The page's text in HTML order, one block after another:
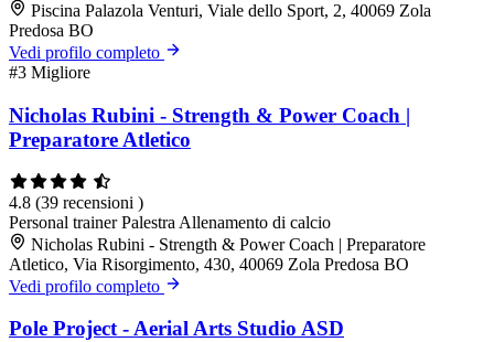
Piscina Palazola Venturi, Viale dello Sport, 2, 40069 Zola
Predosa BO
Vedi profilo completo
#3 Migliore
Nicholas Rubini - Strength & Power Coach |
Preparatore Atletico
4.8 (39 recensioni )
Personal trainerPalestra Allenamento di calcio
Nicholas Rubini - Strength & Power Coach | Preparatore
Atletico, Via Risorgimento, 430, 40069 Zola Predosa BO
Vedi profilo completo
Pole Project - Aerial Arts Studio ASD